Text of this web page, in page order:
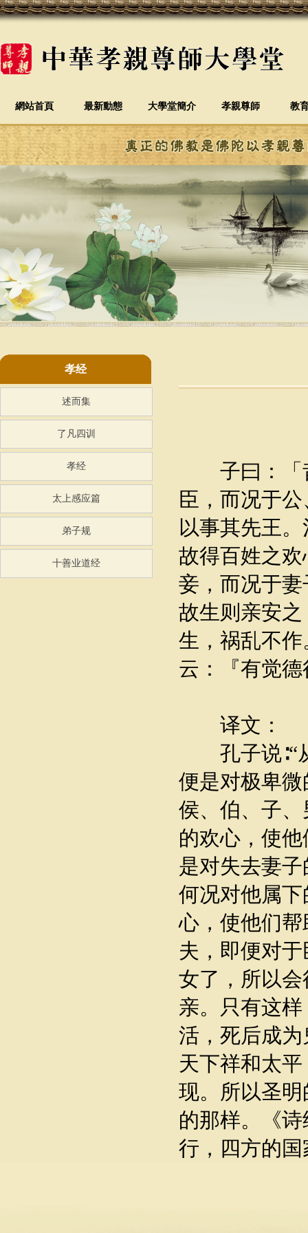
網站首頁 最新動態 大學堂簡介 孝親尊師 教
孝经
述而集
了凡四训
孝经
太上感应篇
弟子规
十善业道经
子曰：「昔
臣，而况于
以事其先王
故得百姓之
妾，而况于
故生则亲安
生，祸乱不
云：『有觉
译文：
孔子说∶“从
便是对极卑
侯、伯、子
的欢心，使
是对失去妻
何况对他属
心，使他们
夫，即便对
女了，所以
亲。只有这
活，死后成
天下祥和太
现。所以圣
的那样。《诗
行，四方的国